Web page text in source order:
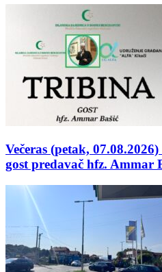
Večeras (petak,
gost predavač hfz. Ammar